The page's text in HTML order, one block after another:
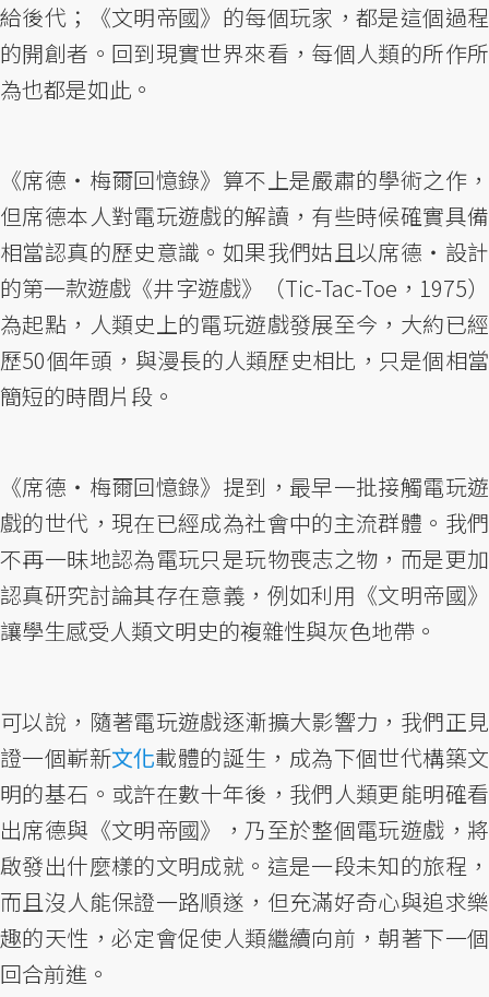
給後代；《文明帝國》的每個玩家，都是這個過程
的開創者。回到現實世界來看，每個人類的所作所
為也都是如此。
《席德‧梅爾回憶錄》算不上是嚴肅的學術之作，
但席德本人對電玩遊戲的解讀，有些時候確實具備
相當認真的歷史意識。如果我們姑且以席德‧設計
的第一款遊戲《井字遊戲》（Tic-Tac-Toe，1975）
為起點，人類史上的電玩遊戲發展至今，大約已經
歷50個年頭，與漫長的人類歷史相比，只是個相當
簡短的時間片段。
《席德‧梅爾回憶錄》提到，最早一批接觸電玩遊
戲的世代，現在已經成為社會中的主流群體。我們
不再一昧地認為電玩只是玩物喪志之物，而是更加
認真研究討論其存在意義，例如利用《文明帝國》
讓學生感受人類文明史的複雜性與灰色地帶。
可以說，隨著電玩遊戲逐漸擴大影響力，我們正見
證一個嶄新文化載體的誕生，成為下個世代構築文
明的基石。或許在數十年後，我們人類更能明確看
出席德與《文明帝國》，乃至於整個電玩遊戲，將
啟發出什麼樣的文明成就。這是一段未知的旅程，
而且沒人能保證一路順遂，但充滿好奇心與追求樂
趣的天性，必定會促使人類繼續向前，朝著下一個
回合前進。